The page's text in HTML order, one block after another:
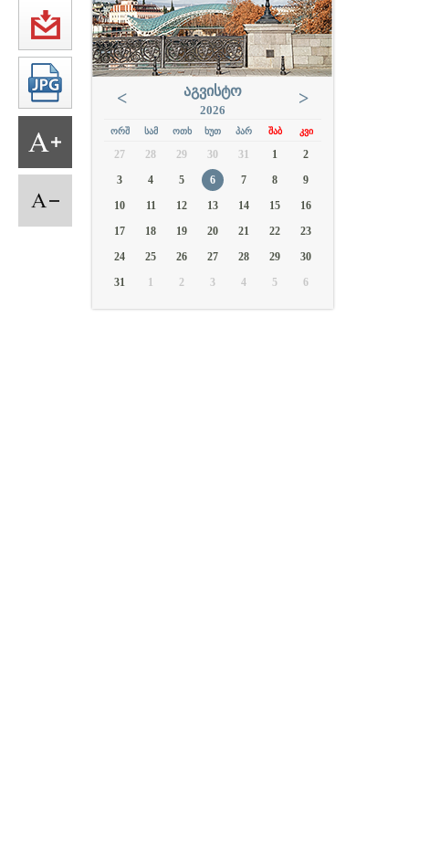
< ᲐᲒᲕᲘᲡᲢᲝ
2026
>
ᲝᲠᲨ ᲡᲐᲛ ᲝᲗᲮ ᲮᲣᲗ ᲞᲐᲠ ᲨᲐᲑ ᲙᲕᲘ
27 28 29 30 31 1
2
3
4 5 6 7 8
9
10
11 12 13 14 15
16
17
18 19 20 21 22
23
24
25 26 27 28 29
30
31
1 2 3 4 5 6